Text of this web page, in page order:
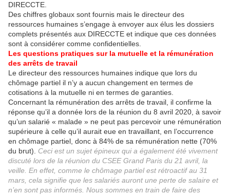
DIRECCTE.
Des chiffres globaux sont fournis mais le directeur des
ressources humaines s’engage à envoyer aux élus les dossiers
complets présentés aux DIRECCTE et indique que ces données
sont à considérer comme confidentielles.
Les questions pratiques sur la mutuelle et la rémunération
des arrêts de travail
Le directeur des ressources humaines indique que lors du
chômage partiel il n’y a aucun changement en termes de
cotisations à la mutuelle ni en termes de garanties.
Concernant la rémunération des arrêts de travail, il confirme la
réponse qu’il a donnée lors de la réunion du 8 avril 2020, à savoir
qu’un salarié « malade » ne peut pas percevoir une rémunération
supérieure à celle qu’il aurait eue en travaillant, en l’occurrence
en chômage partiel, donc à 84% de sa rémunération nette (70%
du brut). Ceci est un sujet épineux qui a également été vivement
discuté lors de la réunion du CSEE Grand Paris du 21 avril, la
veille. En effet, comme le chômage partiel est rétroactif au 31
mars, cela signifie que les salariés auront une perte de salaire et
n’en sont pas informés. Nous sommes en train de faire des